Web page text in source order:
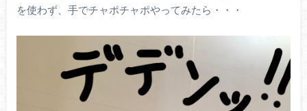
を使わず、手でチャポチャポやってみたら・・・